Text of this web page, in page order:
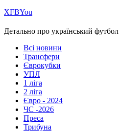
ХFBYou
Детально про український футбол
Всі новини
Трансфери
Єврокубки
УПЛ
1 ліга
2 ліга
Євро - 2024
ЧС -2026
Преса
Трибуна